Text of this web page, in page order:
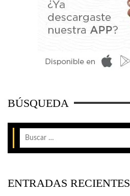
BÚSQUEDA
ENTRADAS RECIENTES